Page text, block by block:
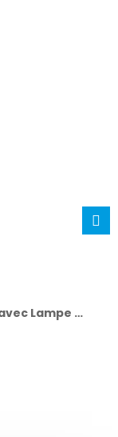
Porte-Clés Pratique Personnalisé avec Lampe Wols